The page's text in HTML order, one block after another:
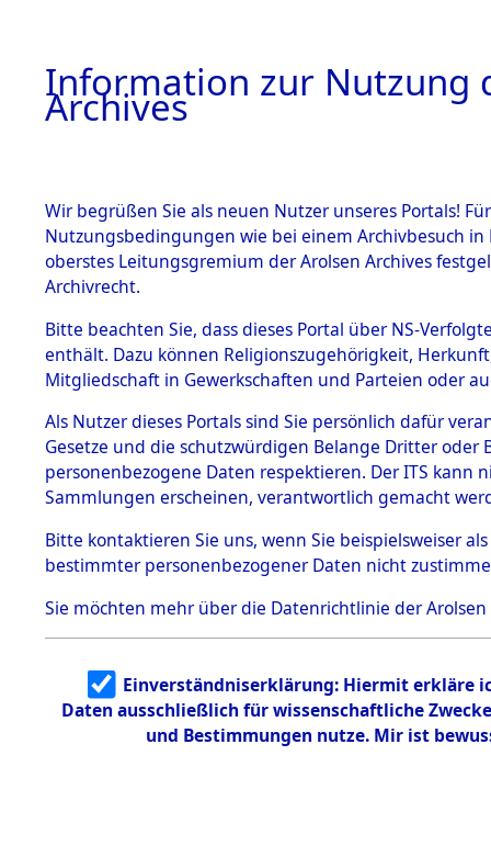
BESTÄNDE
1.
mente
5. Verschiedenes
5.3
Todesmärsche
5.3.1 Alliierte
Erhebungen
zu
Todesmärsch
en
5.3.2
Identifizierun
g
5.3.3
Todesmärsch
Information zur Nutzung
Archives
Wir begrüßen Sie als neuen Nutzer unseres Portals!
Nutzungsbedingungen wie bei einem Archivbesuch
oberstes Leitungsgremium der Arolsen Archives
Archivrecht.
Bitte beachten Sie, dass dieses Portal über NS-
enthält. Dazu können Religionszugehörigkeit,
Mitgliedschaft in Gewerkschaften und Parteien oder
Als Nutzer dieses Portals sind Sie persönlich dafür
Gesetze und die schutzwürdigen Belange Dritter
personenbezogene Daten respektieren. Der ITS
Sammlungen erscheinen, verantwortlich gemacht
Bitte kontaktieren Sie uns, wenn Sie beispielsweiser
bestimmter personenbezogener Daten nicht
Sie möchten mehr über die Datenrichtlinie der Arolsen
Einverständniserklärung: Hiermit erkläre
Daten ausschließlich für wissenschaftliche
und Bestimmungen nutze. Mir ist